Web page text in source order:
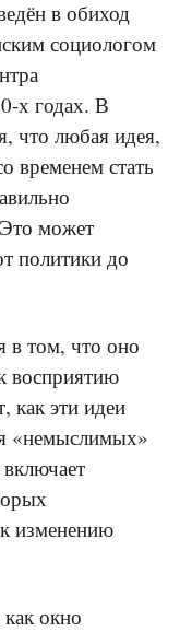
в обиход
социологом
х годах. В
что любая идея,
временем стать
может
политики до
в том, что оно
восприятию
как эти идеи
«немыслимых»
изменению
окно